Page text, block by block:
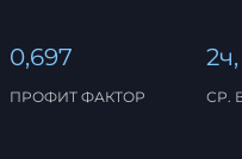
0,697
ПРОФИТ ФАКТОР СР.